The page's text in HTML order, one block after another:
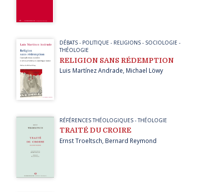
DÉBATS- POLITIQUE - RELIGIONS- SOCIOLOGIE -
THÉOLOGIE
RELIGION SANS RÉDEMPTION
Luis Martínez Andrade Michael Löwy
RÉFÉRENCES THÉOLOGIQUES-THÉOLOGIE
TRAITÉ DU CROIRE
Ernst Troeltsch Bernard Reymond